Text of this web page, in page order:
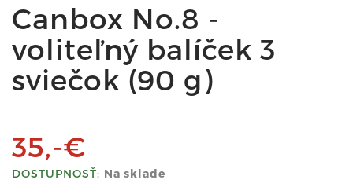
Canbox No.8 -
voliteľný balíček 3
sviečok (90 g)
35,-€
DOSTUPNOSŤ: Na sklade